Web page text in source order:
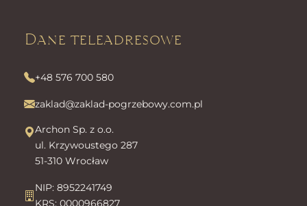
Dane teleadresowe
+48 576 700 580
zaklad@zaklad-pogrzebowy.com.pl
Archon Sp. z o.o.
ul. Krzywoustego 287
51-310 Wrocław
NIP: 8952241749
KRS: 0000966827